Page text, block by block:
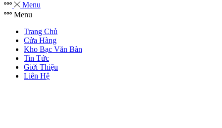
Menu
Menu
Trang Chủ
Cửa Hàng
Kho Bạc Văn Bàn
Tin Tức
Giới Thiệu
Liên Hệ